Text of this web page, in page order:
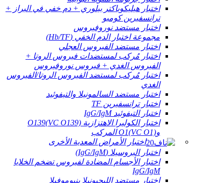
اختبار هيليكوباكتر بيلوري + دم خفي في البراز +
ترانسفيرين كومبو
اختبار مستضد نوروفيروس
مجموعة اختبار الدم الخفي (Hb/TF)
اختبار مستضد الفيروس العجلي
اختبار مُركب لمستضدات فيروس الروتا +
الفيروس الغدي + فيروس نوروفيروس
اختبار مُركب لمستضد الفيروس الروتا/الفيروس
الغدي
اختبار مستضد السالمونيلا والتيفوئيد
اختبار ترانسفيرين TF
اختبار التيفوئيد IgG/IgM
اختبار الكوليرا الاهتزازية O139(VC O139)
وO1(VC O1) المركب
اختبار الأمراض المعدية الأخرى
اختبار البروسيلا (IgG/IgM)
اختبار الأجسام المضادة لفيروس تضخم الخلايا
IgG/IgM
اختبار مستضد الليجيونيلا بنيوموفيلا